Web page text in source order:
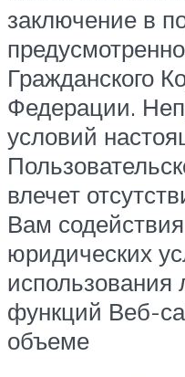
заключение в
Гражданского
Федерации.
условий
влечет
Вам
юридических
функций Веб-
объеме